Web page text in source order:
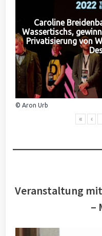
Caroline
Wassertischs,
Privatisierung von
© Aron Urb
« ‹
Veranstaltung
–